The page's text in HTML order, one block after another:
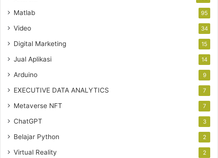
Matlab 95
Video 34
Digital Marketing 15
Jual Aplikasi 14
Arduino 9
EXECUTIVE DATA ANALYTICS 7
Metaverse NFT 7
ChatGPT 3
Belajar Python 2
Virtual Reality 2